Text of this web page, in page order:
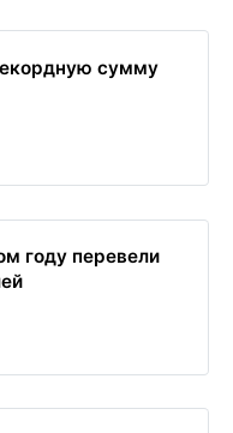
сумму
году перевели